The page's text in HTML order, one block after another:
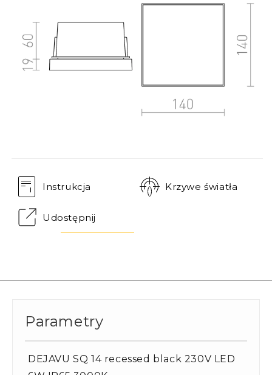
Instrukcja Krzywe światła
Udostępnij
Parametry
DEJAVU SQ 14 recessed black 230V LED